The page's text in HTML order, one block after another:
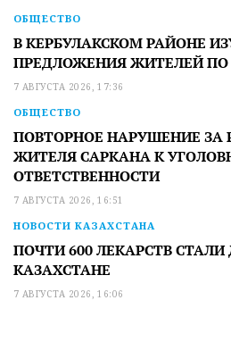
ОБЩЕСТВО
В КЕРБУЛАКСКОМ РАЙОНЕ
ПРЕДЛОЖЕНИЯ ЖИТЕЛЕЙ ПО
7 АВГУСТА 2026, 17:36
ОБЩЕСТВО
ПОВТОРНОЕ НАРУШЕНИЕ ЗА
ЖИТЕЛЯ САРКАНА К
ОТВЕТСТВЕННОСТИ
7 АВГУСТА 2026, 16:51
НОВОСТИ КАЗАХСТАНА
ПОЧТИ 600 ЛЕКАРСТВ
КАЗАХСТАНЕ
7 АВГУСТА 2026, 16:06